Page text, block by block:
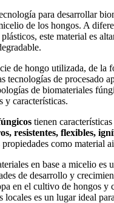
para desarrollar
de los hongos. A
este material es
de hongo utilizada, de la
tecnologías de procesado
de biomateriales
y características.
tienen
resistentes, flexibles,
como material
en base a micelio es
de desarrollo y
en el cultivo de hongos y
locales es un lugar ideal